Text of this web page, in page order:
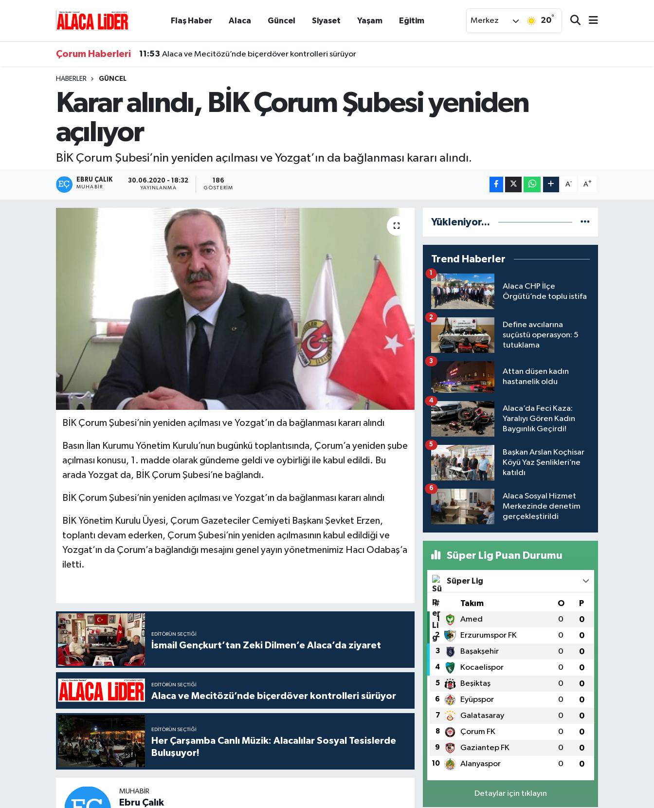
Flaş Haber Alaca Güncel Siyaset Yaşam Eğitim Merkez 20°
Çorum Haberleri 11:53 Alaca ve Mecitözü’nde biçerdöver kontrolleri sürüyor
HABERLER GÜNCEL
Karar alındı, BİK Çorum Şubesi yeniden
açılıyor
BİK Çorum Şubesi’nin yeniden açılması ve Yozgat’ın da bağlanması kararı alındı.
EBRU ÇALIK
MUHABIR
30.06.2020 - 18:32
YAYINLANMA
186
GÖSTERIM
A- A+
BİK Çorum Şubesi’nin yeniden açılması ve Yozgat’ın da bağlanması kararı alındı
Basın İlan Kurumu Yönetim Kurulu’nun bugünkü toplantısında, Çorum’a yeniden şube
açılması konusu, 1. madde olarak gündeme geldi ve oybirliği ile kabul edildi. Bu
arada Yozgat da, BİK Çorum Şubesi’ne bağlandı.
BİK Çorum Şubesi’nin yeniden açılması ve Yozgat’ın da bağlanması kararı alındı
BİK Yönetim Kurulu Üyesi, Çorum Gazeteciler Cemiyeti Başkanı Şevket Erzen,
toplantı devam ederken, Çorum Şubesi’nin yeniden açılmasının kabul edildiği ve
Yozgat’ın da Çorum’a bağlandığı mesajını genel yayın yönetmenimiz Hacı Odabaş’a
iletti.
EDITÖRÜN SEÇTIĞI
İsmail Gençkurt’tan Zeki Dilmen’e Alaca’da ziyaret
EDITÖRÜN SEÇTIĞI
Alaca ve Mecitözü’nde biçerdöver kontrolleri sürüyor
EDITÖRÜN SEÇTIĞI
Her Çarşamba Canlı Müzik: Alacalılar Sosyal Tesislerde
Buluşuyor!
MUHABIR
Ebru Çalık
Yükleniyor...
Trend Haberler
Alaca CHP İlçe
Örgütü’nde toplu istifa
1
Define avcılarına
suçüstü operasyon: 5
tutuklama
2
Attan düşen kadın
hastanelik oldu
3
Alaca’da Feci Kaza:
Yaralıyı Gören Kadın
Baygınlık Geçirdi!
4
Başkan Arslan Koçhisar
Köyü Yaz Şenlikleri’ne
katıldı
5
Alaca Sosyal Hizmet
Merkezinde denetim
gerçekleştirildi
6
Süper Lig Puan Durumu
Süper Lig
# Takım O P
1 Amed 0 0
2 Erzurumspor FK 0 0
3 Başakşehir 0 0
4 Kocaelispor 0 0
5 Beşiktaş 0 0
6 Eyüpspor 0 0
7 Galatasaray 0 0
8 Çorum FK 0 0
9 Gaziantep FK 0 0
10 Alanyaspor 0 0
Detaylar için tıklayın
Çorum Trafik Yoğunluk Haritası
Süper Lig Puan Durumu ve Fikstür
Tüm Manşetler
Son Dakika Haberleri
Haber Arşivi